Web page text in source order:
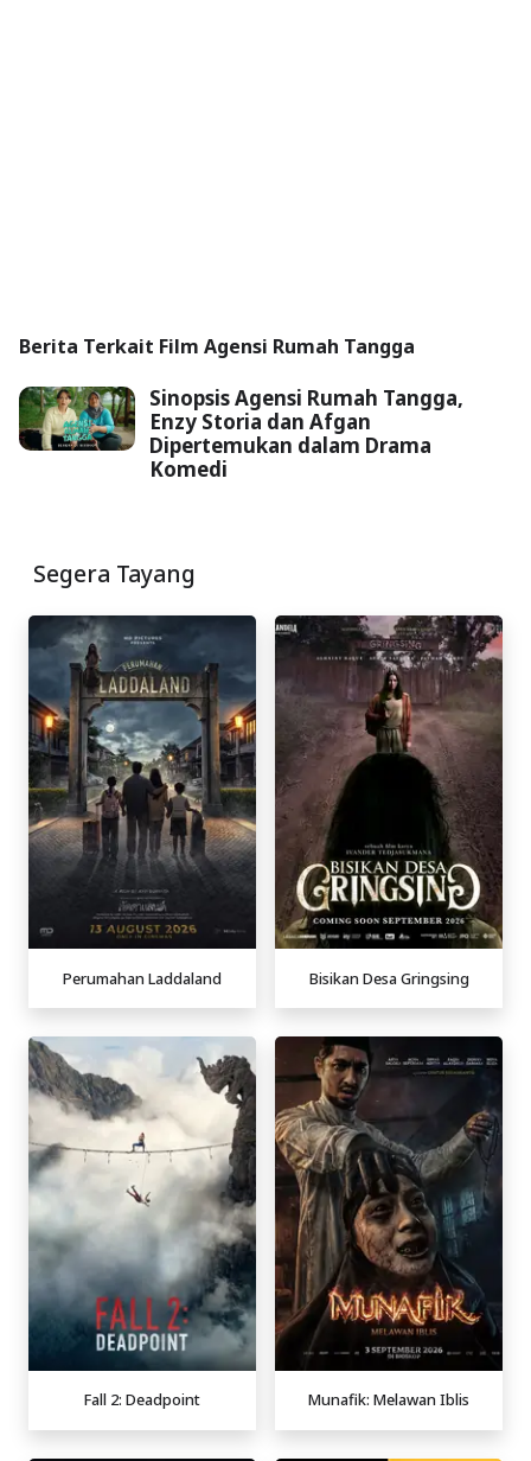
Berita Terkait Film Agensi Rumah Tangga
Sinopsis Agensi Rumah Tangga,
Enzy Storia dan Afgan
Dipertemukan dalam Drama
Komedi
Segera Tayang
Perumahan Laddaland Bisikan Desa Gringsing
Fall 2: Deadpoint Munafik: Melawan Iblis